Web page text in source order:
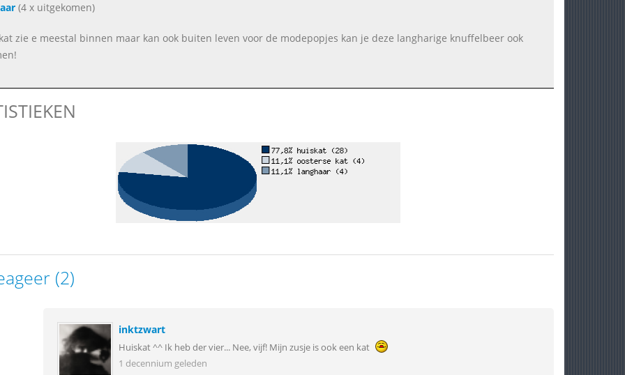
(4 x uitgekomen)
zie e meestal binnen maar kan ook buiten leven voor de modepopjes kan je deze langharige knuffelbeer ook
(2)
inktzwart
Huiskat ^^ Ik heb der vier... Nee, vijf! Mijn zusje is ook een kat
1 decennium geleden